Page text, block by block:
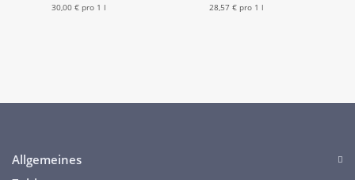
30,00 € pro 1 l 28,57 € pro 1 l
Allgemeines